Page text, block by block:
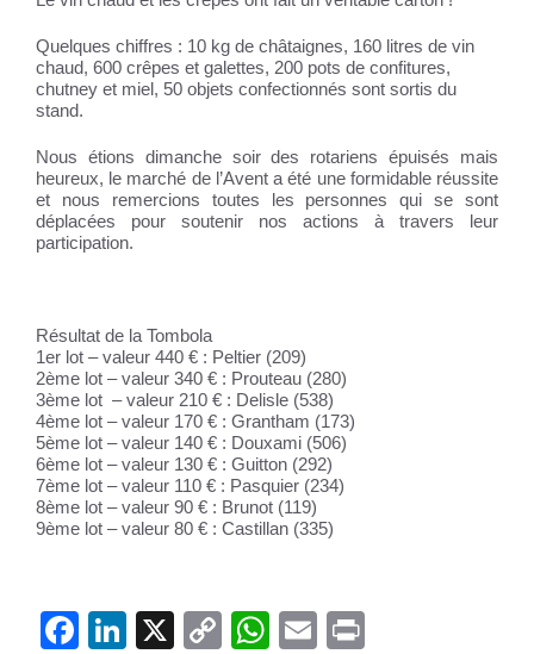
Quelques chiffres : 10 kg de châtaignes, 160 litres de vin
chaud, 600 crêpes et galettes, 200 pots de confitures,
chutney et miel, 50 objets confectionnés sont sortis du
stand.
Nous étions dimanche soir des rotariens épuisés mais
heureux, le marché de l’Avent a été une formidable réussite
et nous remercions toutes les personnes qui se sont
déplacées pour soutenir nos actions à travers leur
participation.
Résultat de la Tombola
1er lot – valeur 440 € : Peltier (209)
2ème lot – valeur 340 € : Prouteau (280)
3ème lot – valeur 210 € : Delisle (538)
4ème lot – valeur 170 € : Grantham (173)
5ème lot – valeur 140 € : Douxami (506)
6ème lot – valeur 130 € : Guitton (292)
7ème lot – valeur 110 € : Pasquier (234)
8ème lot – valeur 90 € : Brunot (119)
9ème lot – valeur 80 € : Castillan (335)
F
Li
X
C
W
E